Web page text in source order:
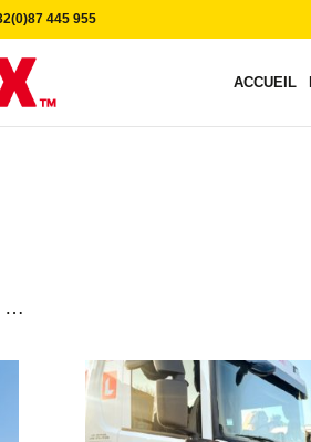
445 955
ACCUEIL
…